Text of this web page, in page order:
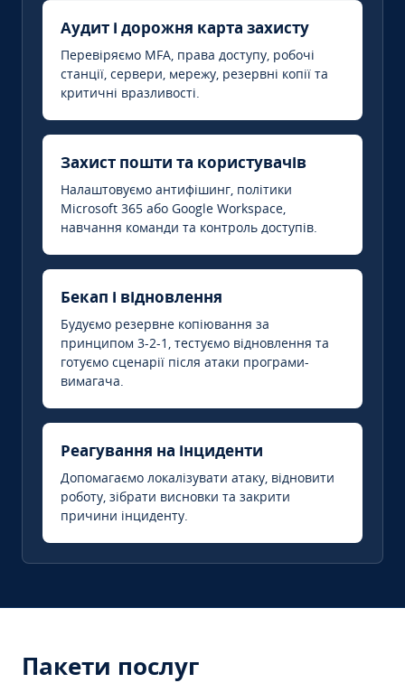
Аудит і дорожня карта захисту
Перевіряємо MFA, права доступу, робочі
станції, сервери, мережу, резервні копії та
критичні вразливості.
Захист пошти та користувачів
Налаштовуємо антифішинг, політики
Microsoft 365 або Google Workspace,
навчання команди та контроль доступів.
Бекап і відновлення
Будуємо резервне копіювання за
принципом 3-2-1, тестуємо відновлення та
готуємо сценарії після атаки програми-
вимагача.
Реагування на інциденти
Допомагаємо локалізувати атаку, відновити
роботу, зібрати висновки та закрити
причини інциденту.
Пакети послуг